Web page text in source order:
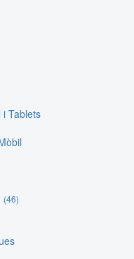
i Tablets
(46)